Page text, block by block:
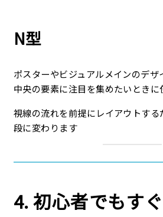
N型
ポスターやビジュアルメインのデザ
中央の要素に注目を集めたいときに
視線の流れを前提にレイアウトす
段に変わります
4. 初心者でもす